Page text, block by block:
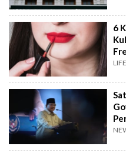
6